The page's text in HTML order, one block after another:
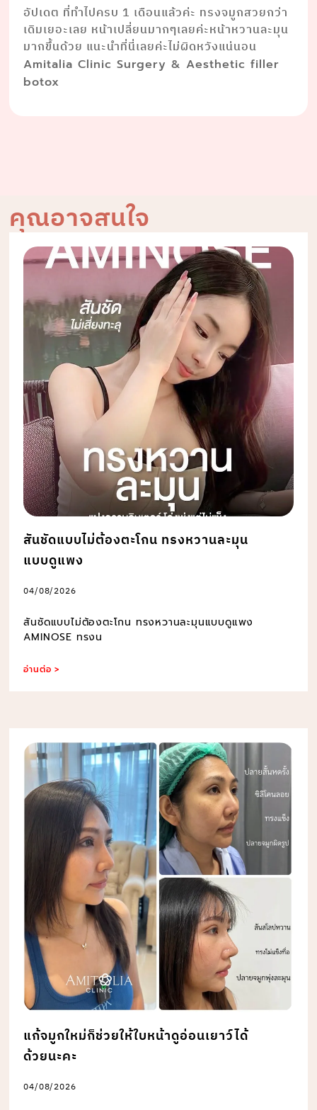
อัปเดต ที่ทำไปครบ 1 เดือนแล้วค่ะ ทรงจมูกสวยกว่า
เดิมเยอะเลย หน้าเปลี่ยนมากๆเลยค่ะหน้าหวานละมุน
มากขึ้นด้วย แนะนำที่นี่เลยค่ะไม่ผิดหวังแน่นอน
Amitalia Clinic Surgery & Aesthetic filler
botox
คุณอาจสนใจ
สันชัดแบบไม่ต้องตะโกน ทรงหวานละมุน
แบบดูแพง
04/08/2026
สันชัดแบบไม่ต้องตะโกน ทรงหวานละมุนแบบดูแพง
AMINOSE ทรงน
อ่านต่อ >
แก้จมูกใหม่ก็ช่วยให้ใบหน้าดูอ่อนเยาว์ได้
ด้วยนะคะ
04/08/2026